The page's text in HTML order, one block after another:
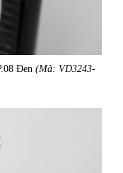
Đen (Mã: VD3243-